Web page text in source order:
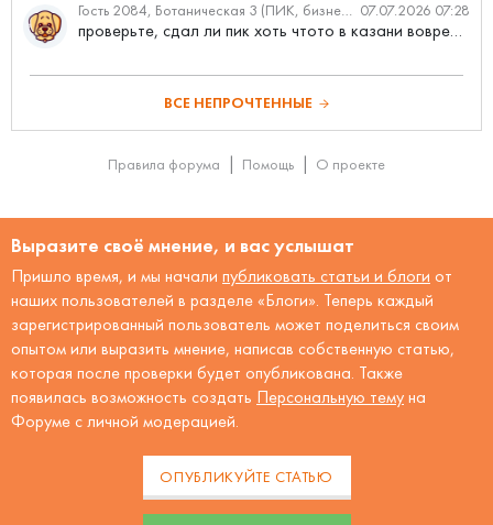
Гость 2084, Ботаническая 3 (ПИК, бизнес-класс) 07.07.2026 07:28
проверьте, сдал ли пик хоть чтото в казани вовремя?
ВСЕ НЕПРОЧТЕННЫЕ
Правила форума Помощь О проекте
Выразите своё мнение, и вас услышат
Пришло время, и мы начали публиковать статьи и блоги от
наших пользователей в разделе «Блоги». Теперь каждый
зарегистрированный пользователь может поделиться своим
опытом или выразить мнение, написав собственную статью,
которая после проверки будет опубликована. Также
появилась возможность создать Персональную тему на
Форуме с личной модерацией.
ОПУБЛИКУЙТЕ СТАТЬЮ